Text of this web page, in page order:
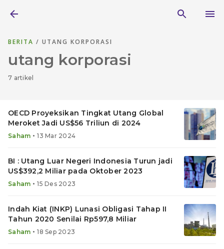
BERITA / UTANG KORPORASI
utang korporasi
7 artikel
OECD Proyeksikan Tingkat Utang Global
Meroket Jadi US$56 Triliun di 2024
Saham • 13 Mar 2024
BI : Utang Luar Negeri Indonesia Turun jadi
US$392,2 Miliar pada Oktober 2023
Saham • 15 Des 2023
Indah Kiat (INKP) Lunasi Obligasi Tahap II
Tahun 2020 Senilai Rp597,8 Miliar
Saham • 18 Sep 2023